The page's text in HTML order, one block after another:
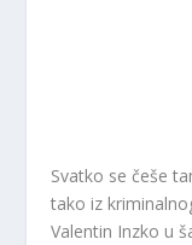
Svatko se češe
tako iz
Valentin Inzko u